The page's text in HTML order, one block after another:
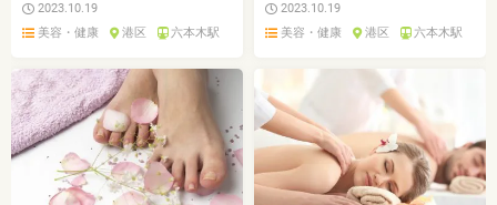
2023.10.19
美容・健康
港区 六本木駅
2023.10.19
美容・健康
港区 六本木駅